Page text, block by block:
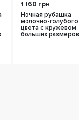
1 160 грн
Ночная рубашка
молочно-голубого
цвета с кружевом
больших размеров